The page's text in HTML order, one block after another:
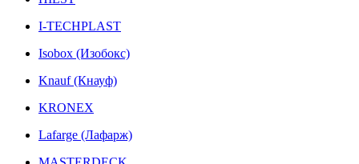
I-TECHPLAST
Isobox (Изобокс)
Knauf (Кнауф)
KRONEX
Lafarge (Лафарж)